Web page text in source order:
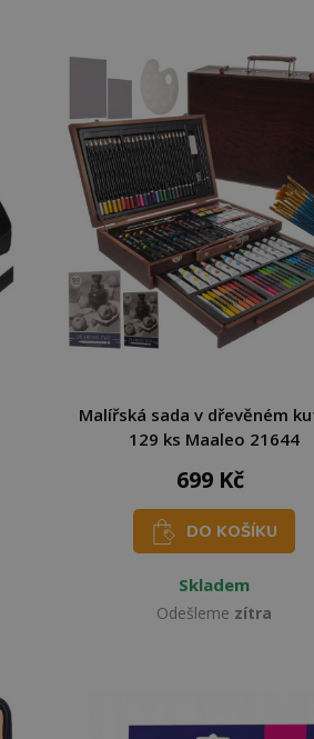
Malířská sada v dřevěném
129 ks Maaleo 21644
699 Kč
DO KOŠÍKU
Skladem
Odešleme zítra